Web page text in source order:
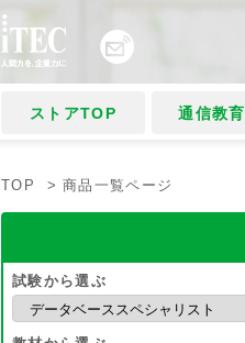
ストアTOP 通信教育
TOP > 商品一覧ページ
試験から選ぶ